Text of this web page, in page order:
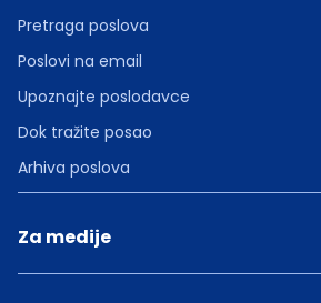
Pretraga poslova
Poslovi na email
Upoznajte poslodavce
Dok tražite posao
Arhiva poslova
Za medije